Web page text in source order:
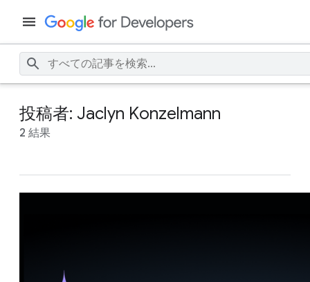
投稿者: Jaclyn Konzelmann
2 結果